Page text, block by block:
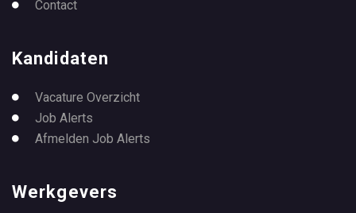
Contact
Kandidaten
Vacature Overzicht
Job Alerts
Afmelden Job Alerts
Werkgevers